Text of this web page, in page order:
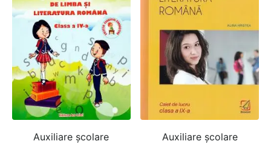
Auxiliare şcolare
Auxiliare şcolare